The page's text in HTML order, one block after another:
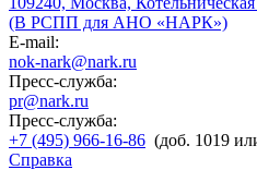
(В РСПП для АНО «НАРК»)
E-mail:
nok-nark@nark.ru
Пресс-служба:
pr@nark.ru
Пресс-служба:
+7 (495) 966-16-86 (доб. 1019
Справка